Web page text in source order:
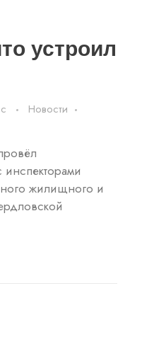
устроил
Новости
инспекторами
жилищного и